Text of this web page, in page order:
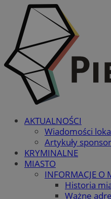
AKTUALNOŚCI
Wiadomości
Artykuły
KRYMINALNE
MIASTO
INFORMACJE O
Historia
Ważne